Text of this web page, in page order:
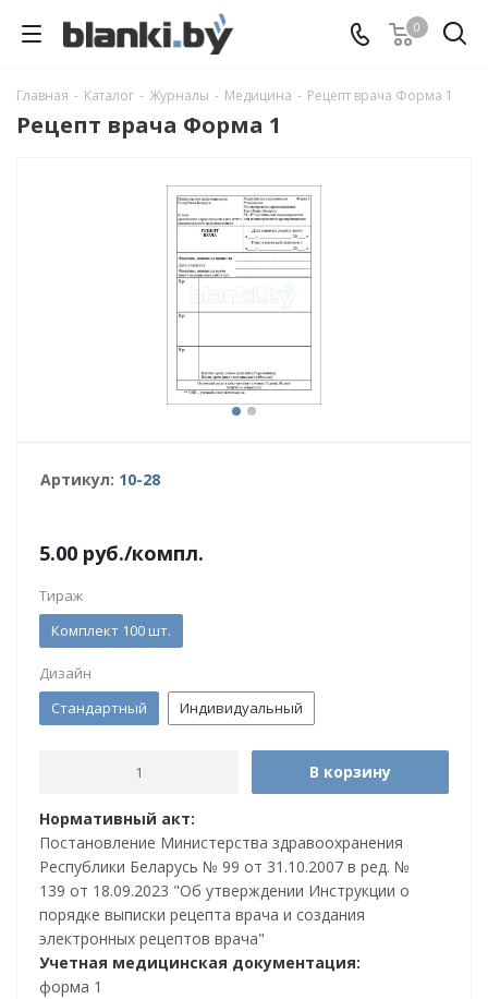
0
Главная - Каталог - Журналы - Медицина - Рецепт врача Форма 1
Рецепт врача Форма 1
Артикул: 10-28
5.00 руб./компл.
Тираж
Комплект 100 шт.
Дизайн
Стандартный
Индивидуальный
В корзину
Нормативный акт:
Постановление Министерства здравоохранения
Республики Беларусь № 99 от 31.10.2007 в ред. №
139 от 18.09.2023 "Об утверждении Инструкции о
порядке выписки рецепта врача и создания
электронных рецептов врача"
Учетная медицинская документация:
форма 1